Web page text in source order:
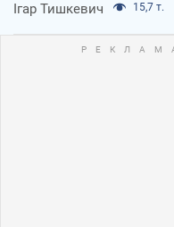
Ігар Тишкевич 15,7 т.